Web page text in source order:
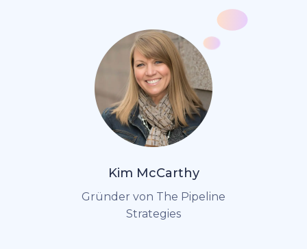
Kim McCarthy
Gründer von The Pipeline
Strategies